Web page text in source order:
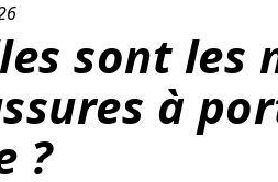
sont les
à
?